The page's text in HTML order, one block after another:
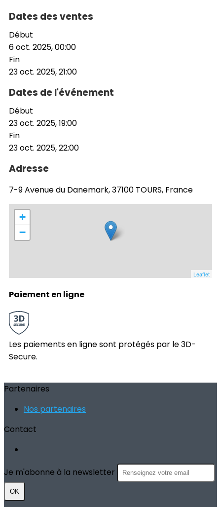
Dates des ventes
Début
6 oct. 2025, 00:00
Fin
23 oct. 2025, 21:00
Dates de l'événement
Début
23 oct. 2025, 19:00
Fin
23 oct. 2025, 22:00
Adresse
7-9 Avenue du Danemark, 37100 TOURS, France
+
−
Leaflet
Paiement en ligne
Les paiements en ligne sont protégés par le 3D-
Secure.
Partenaires
Nos partenaires
Contact
Je m'abonne à la newsletter
OK